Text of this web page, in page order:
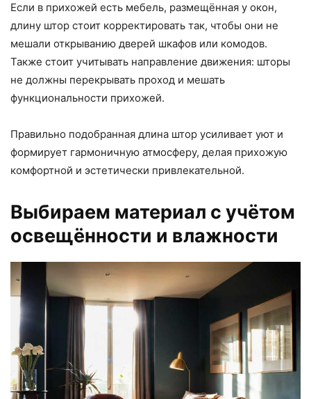
Если в прихожей есть мебель, размещённая у окон,
длину штор стоит корректировать так, чтобы они не
мешали открыванию дверей шкафов или комодов.
Также стоит учитывать направление движения: шторы
не должны перекрывать проход и мешать
функциональности прихожей.
Правильно подобранная длина штор усиливает уют и
формирует гармоничную атмосферу, делая прихожую
комфортной и эстетически привлекательной.
Выбираем материал с учётом
освещённости и влажности